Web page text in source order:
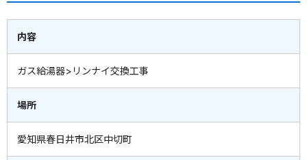
内容
ガス給湯器>リンナイ交換工事
場所
愛知県春日井市北区中切町